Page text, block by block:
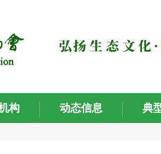
构 动态信息 典